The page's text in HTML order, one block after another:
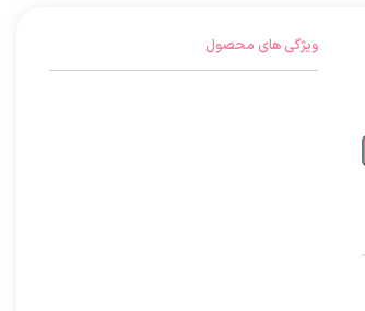
ویژگی های محصول